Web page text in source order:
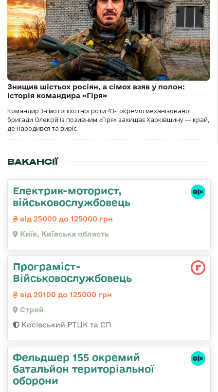
Знищив шістьох росіян, а сімох взяв у полон:
історія командира «Гіря»
Командир 3-ї мотопіхотної роти 43-ї окремої механізованої
бригади Олексій із позивним «Гіря» захищає Харківщину — край,
де народився та виріс.
ВАКАНСІЇ
Електрик-моторист,
військовослужбовець
від 25000 до 125000 грн
Київ, Київська область
Програміст-
Військовослужбовець
від 20100 до 125000 грн
Стрий
Косівський РТЦК та СП
Фельдшер 155 окремий
батальйон територіальної
оборони